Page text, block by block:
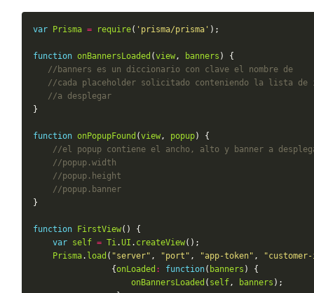
var Prisma = require( 'prisma/prisma'
function onBannersLoaded (view, banners
function onPopupFound (view, popup
function FirstView
var self = Ti.UI . createView
Prisma. load ( "server" , "port" , "app-token" ,
                {
onLoaded : function( banners
onBannersLoaded ( self, banners